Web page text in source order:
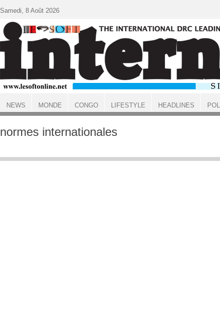
ACCUEIL
normes internationales
Samedi, 8 Août 2026
NEWS MONDE CONGO LIFESTYLE HEADLINES